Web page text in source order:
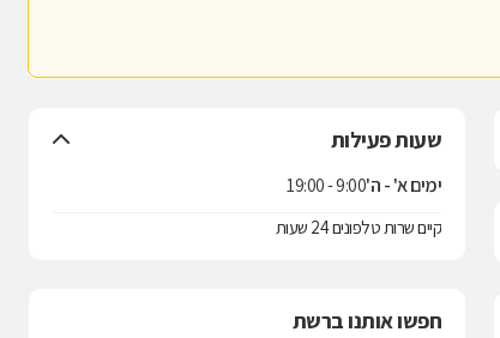
שעות פעילות
ימים א' - ה'9:00 - 19:00
קיים שרות טלפונים 24 שעות
חפשו אותנו ברשת